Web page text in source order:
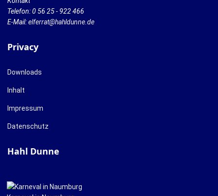
Telefon: 0 56 25 - 922 466
E-Mail:elferrat@hahldunne.de
Privacy
Downloads
Inhalt
Impressum
Datenschutz
Hahl Dunne